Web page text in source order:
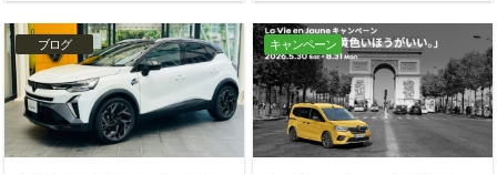
ブログ キャンペーン